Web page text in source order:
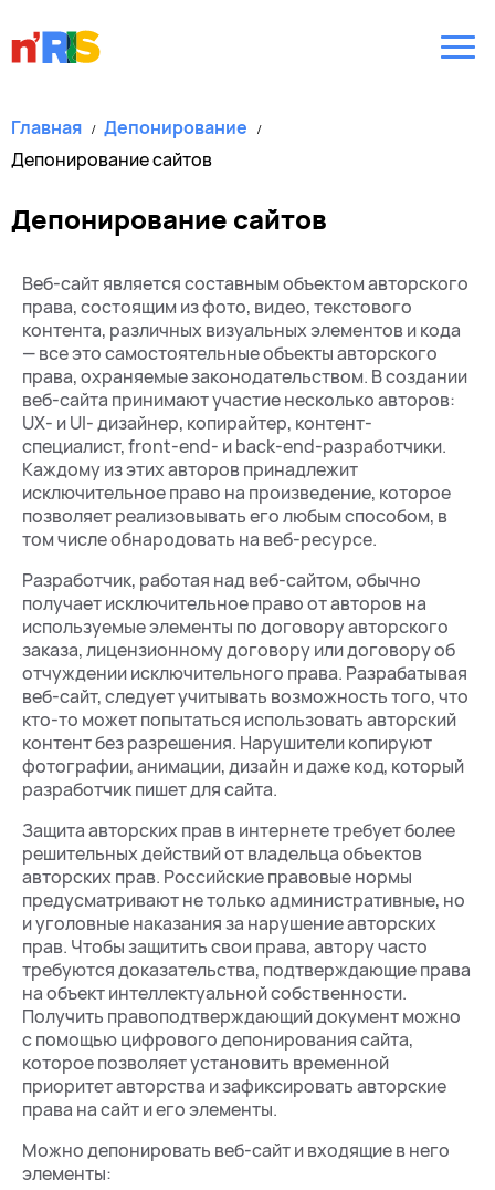
Главная
Депонирование
Депонирование сайтов
Депонирование сайтов
Веб-сайт является составным объектом авторского
права, состоящим из фото, видео, текстового
контента, различных визуальных элементов и кода
— все это самостоятельные объекты авторского
права, охраняемые законодательством. В создании
веб-сайта принимают участие несколько авторов:
UX- и UI- дизайнер, копирайтер, контент-
специалист, front-end- и back-end-разработчики.
Каждому из этих авторов принадлежит
исключительное право на произведение, которое
позволяет реализовывать его любым способом, в
том числе обнародовать на веб-ресурсе.
Разработчик, работая над веб-сайтом, обычно
получает исключительное право от авторов на
используемые элементы по договору авторского
заказа, лицензионному договору или договору об
отчуждении исключительного права. Разрабатывая
веб-сайт, следует учитывать возможность того, что
кто-то может попытаться использовать авторский
контент без разрешения. Нарушители копируют
фотографии, анимации, дизайн и даже код, который
разработчик пишет для сайта.
Защита авторских прав в интернете требует более
решительных действий от владельца объектов
авторских прав. Российские правовые нормы
предусматривают не только административные, но
и уголовные наказания за нарушение авторских
прав. Чтобы защитить свои права, автору часто
требуются доказательства, подтверждающие права
на объект интеллектуальной собственности.
Получить правоподтверждающий документ можно
с помощью цифрового депонирования сайта,
которое позволяет установить временной
приоритет авторства и зафиксировать авторские
права на сайт и его элементы.
Можно депонировать веб-сайт и входящие в него
элементы: